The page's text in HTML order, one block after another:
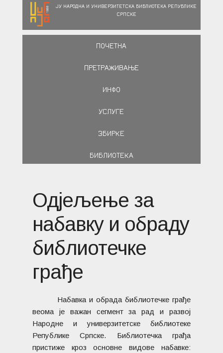
ЈУ НАРОДНА И УНИВЕРЗИТЕТСКА БИБЛИОТЕКА РЕПУБЛИКЕ
СРПСКЕ
ПОЧЕТНА
ПРЕТРАЖИВАЊЕ
ИНФО
УСЛУГЕ
ЗБИРКЕ
БИБЛИОТЕКА
Одјељење за
набавку и обраду
библиотечке
грађе
Набавка и обрада библиотечке грађе
веома је важан сегмент за рад и развој
Народне и универзитетске библиотеке
Републике Српске. Библиотечка грађа
пристиже кроз основне видове набавке: